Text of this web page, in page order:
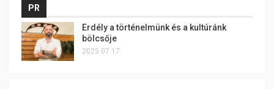
PR
Erdély a történelmünk és a kultúránk
bölcsője
2025.07.17.